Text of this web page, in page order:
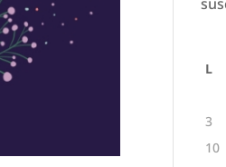
L
3
10